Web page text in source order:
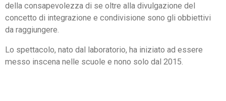
della consapevolezza di se oltre alla divulgazione del
concetto di integrazione e condivisione sono gli obbiettivi
da raggiungere.
Lo spettacolo, nato dal laboratorio, ha iniziato ad essere
messo inscena nelle scuole e nono solo dal 2015.